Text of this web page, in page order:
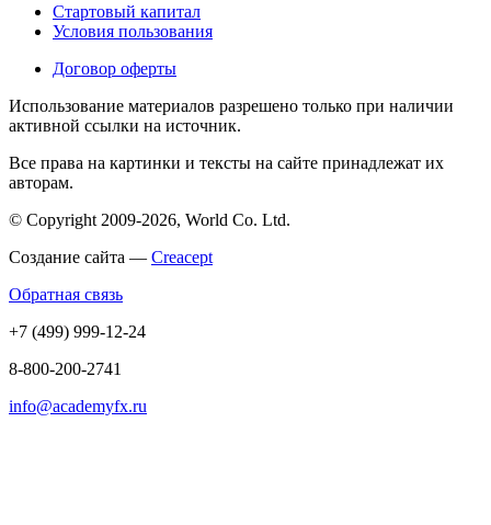
Стартовый капитал
Условия пользования
Договор оферты
Использование материалов разрешено только при наличии
активной ссылки на источник.
Все права на картинки и тексты на сайте принадлежат их
авторам.
© Copyright 2009-2026, World Co. Ltd.
Создание сайта — Creacept
Обратная связь
+7 (499) 999-12-24
8-800-200-2741
info@academyfx.ru